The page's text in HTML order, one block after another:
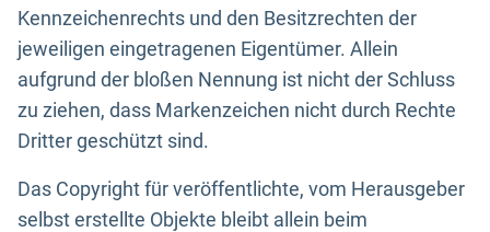
Kennzeichenrechts und den Besitzrechten der
jeweiligen eingetragenen Eigentümer. Allein
aufgrund der bloßen Nennung ist nicht der Schluss
zu ziehen, dass Markenzeichen nicht durch Rechte
Dritter geschützt sind.
Das Copyright für veröffentlichte, vom Herausgeber
selbst erstellte Objekte bleibt allein beim